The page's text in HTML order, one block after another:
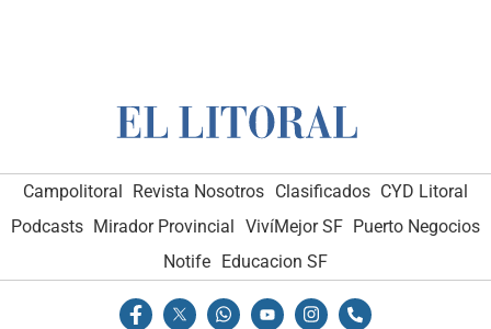
Campolitoral Revista Nosotros Clasificados CYD Litoral
Podcasts Mirador Provincial VivíMejor SF Puerto Negocios
Notife Educacion SF